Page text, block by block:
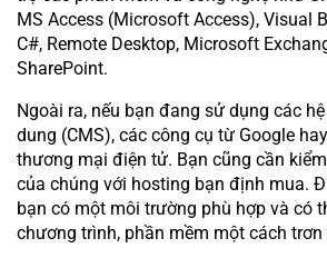
MS Access (Microsoft Access), Visual
C#, Remote Desktop, Microsoft
SharePoint.
Ngoài ra, nếu bạn đang sử dụng các
dung (CMS), các công cụ từ Google
thương mại điện tử. Bạn cũng cần
của chúng với hosting bạn định mua.
bạn có một môi trường phù hợp và có
chương trình, phần mềm một cách trơn